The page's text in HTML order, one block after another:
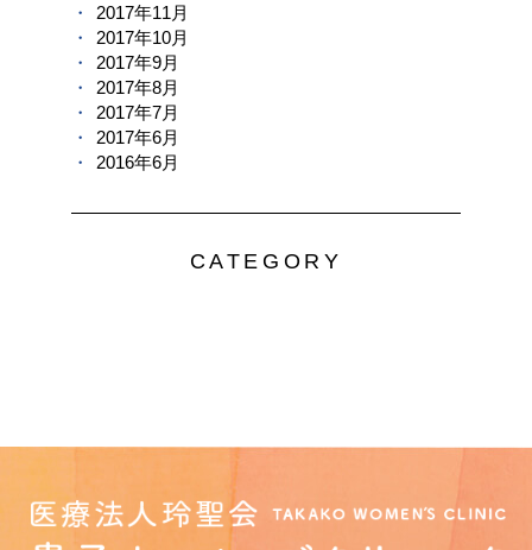
2017年11月
2017年10月
2017年9月
2017年8月
2017年7月
2017年6月
2016年6月
CATEGORY